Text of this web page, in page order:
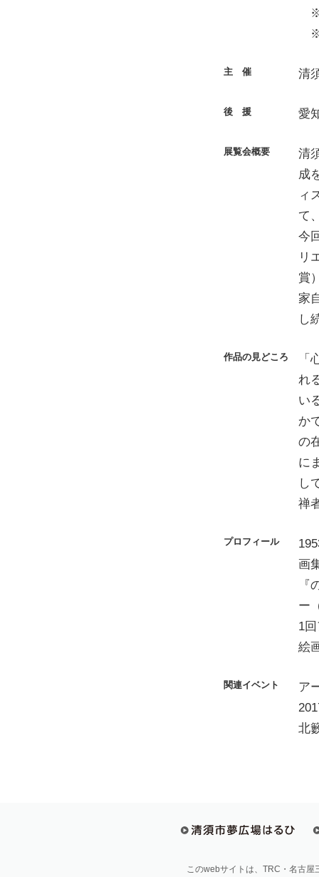
※
※
主 催 清
後 援 愛
展覧会概要
清
成
ィ
て
今
リ
賞
家
し
作品の見どころ
れ
い
か
の
に
し
禅
プロフィール
画
ー
1
絵
関連イベント
ア
北
このwebサイトは、TRC・名古